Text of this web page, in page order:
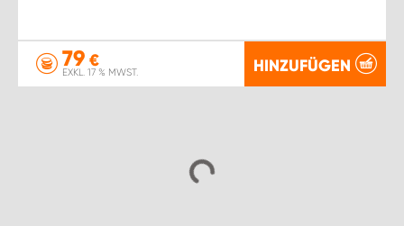
79 €
EXKL. 17 % MWST. HINZUFÜGEN